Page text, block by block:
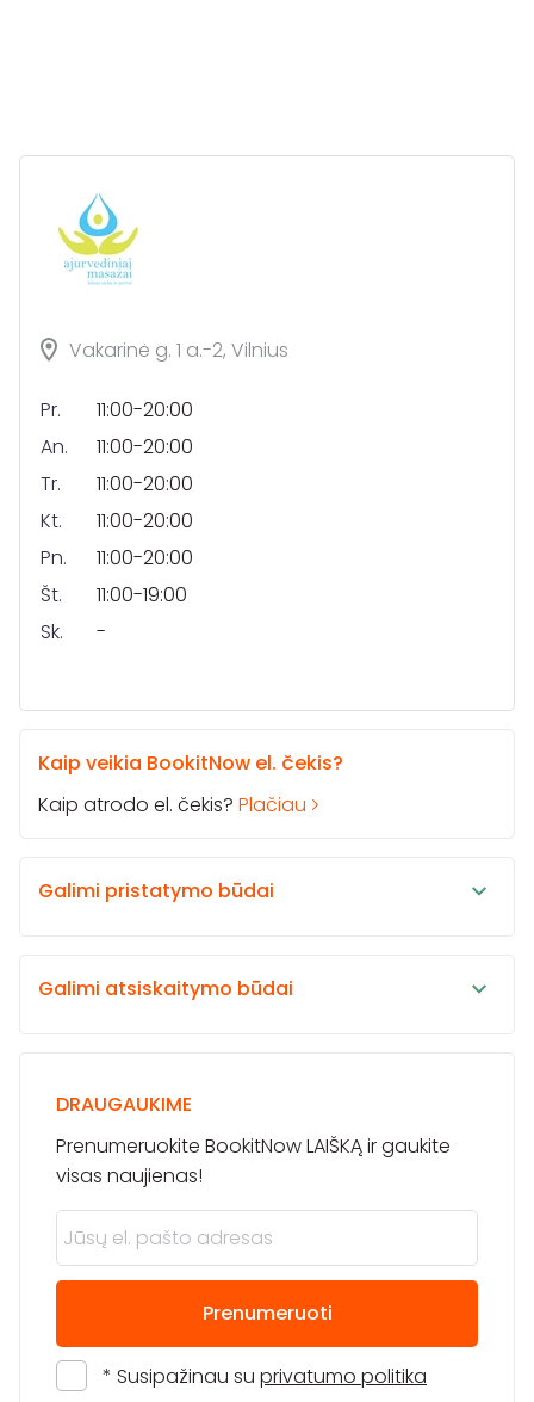
Vakarinė g. 1 a.-2, Vilnius
Pr.
11:00-20:00
An.
11:00-20:00
Tr.
11:00-20:00
Kt.
11:00-20:00
Pn.
11:00-20:00
Št.
11:00-19:00
Sk.
-
Kaip veikia BookitNow el. čekis?
Kaip atrodo el. čekis? Plačiau
Galimi pristatymo būdai
Galimi atsiskaitymo būdai
DRAUGAUKIME
Prenumeruokite BookitNow LAIŠKĄ ir gaukite
visas naujienas!
Prenumeruoti
* Susipažinau su privatumo politika